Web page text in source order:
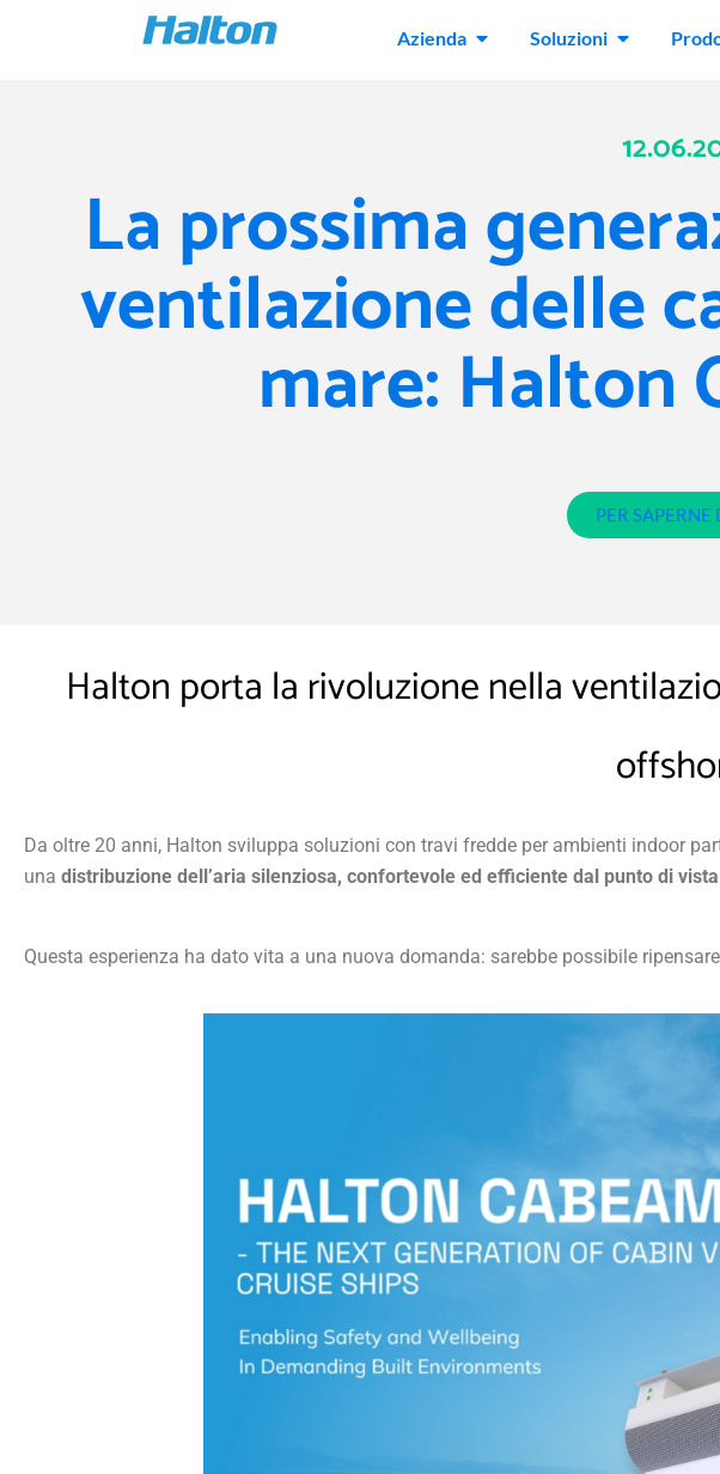
Azienda Soluzioni
La prossima
ventilazione delle
mare: Halton
PER SAPERNE
Halton porta la rivoluzione nella
Da oltre 20 anni, Halton sviluppa soluzioni con travi fredde per ambienti indoor
una distribuzione dell’aria silenziosa, confortevole ed efficiente dal punto di
Questa esperienza ha dato vita a una nuova domanda: sarebbe possibile